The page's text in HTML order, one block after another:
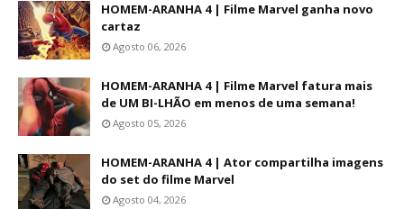
HOMEM-ARANHA 4 | Filme Marvel ganha novo
cartaz
Agosto 06, 2026
HOMEM-ARANHA 4 | Filme Marvel fatura mais
de UM BI-LHÃO em menos de uma semana!
Agosto 05, 2026
HOMEM-ARANHA 4 | Ator compartilha imagens
do set do filme Marvel
Agosto 04, 2026